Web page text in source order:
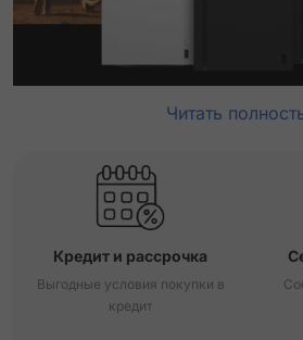
Читать
Кредит и рассрочка
Выгодные условия покупки в
кредит